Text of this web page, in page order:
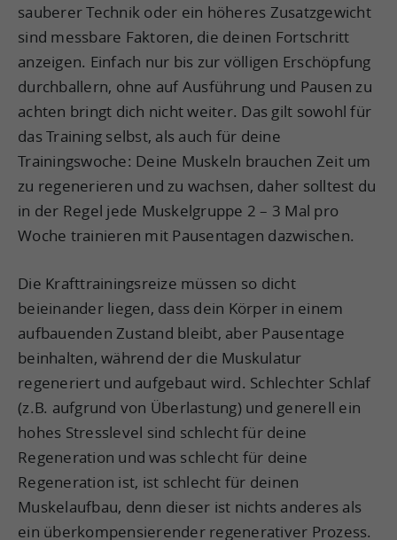
sauberer Technik oder ein höheres Zusatzgewicht
sind messbare Faktoren, die deinen Fortschritt
anzeigen. Einfach nur bis zur völligen Erschöpfung
durchballern, ohne auf Ausführung und Pausen zu
achten bringt dich nicht weiter. Das gilt sowohl für
das Training selbst, als auch für deine
Trainingswoche: Deine Muskeln brauchen Zeit um
zu regenerieren und zu wachsen, daher solltest du
in der Regel jede Muskelgruppe 2 – 3 Mal pro
Woche trainieren mit Pausentagen dazwischen.
Die Krafttrainingsreize müssen so dicht
beieinander liegen, dass dein Körper in einem
aufbauenden Zustand bleibt, aber Pausentage
beinhalten, während der die Muskulatur
regeneriert und aufgebaut wird. Schlechter Schlaf
(z.B. aufgrund von Überlastung) und generell ein
hohes Stresslevel sind schlecht für deine
Regeneration und was schlecht für deine
Regeneration ist, ist schlecht für deinen
Muskelaufbau, denn dieser ist nichts anderes als
ein überkompensierender regenerativer Prozess.